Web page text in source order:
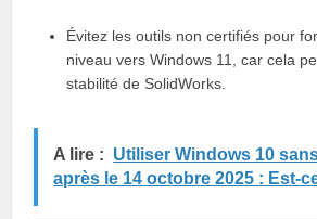
Évitez les outils non certifiés pour
niveau vers Windows 11, car cela
stabilité de SolidWorks.
A lire : Utiliser Windows 10
après le 14 octobre 2025 : Est-